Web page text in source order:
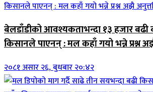
बेलडाँडीको आवश्यकताभन्दा १३ हजार बढी
किसानले पाएनन् : मल कहाँ गयो भन्ने प्रश्न
२०८१ असार २६, बुधबार २०:४२